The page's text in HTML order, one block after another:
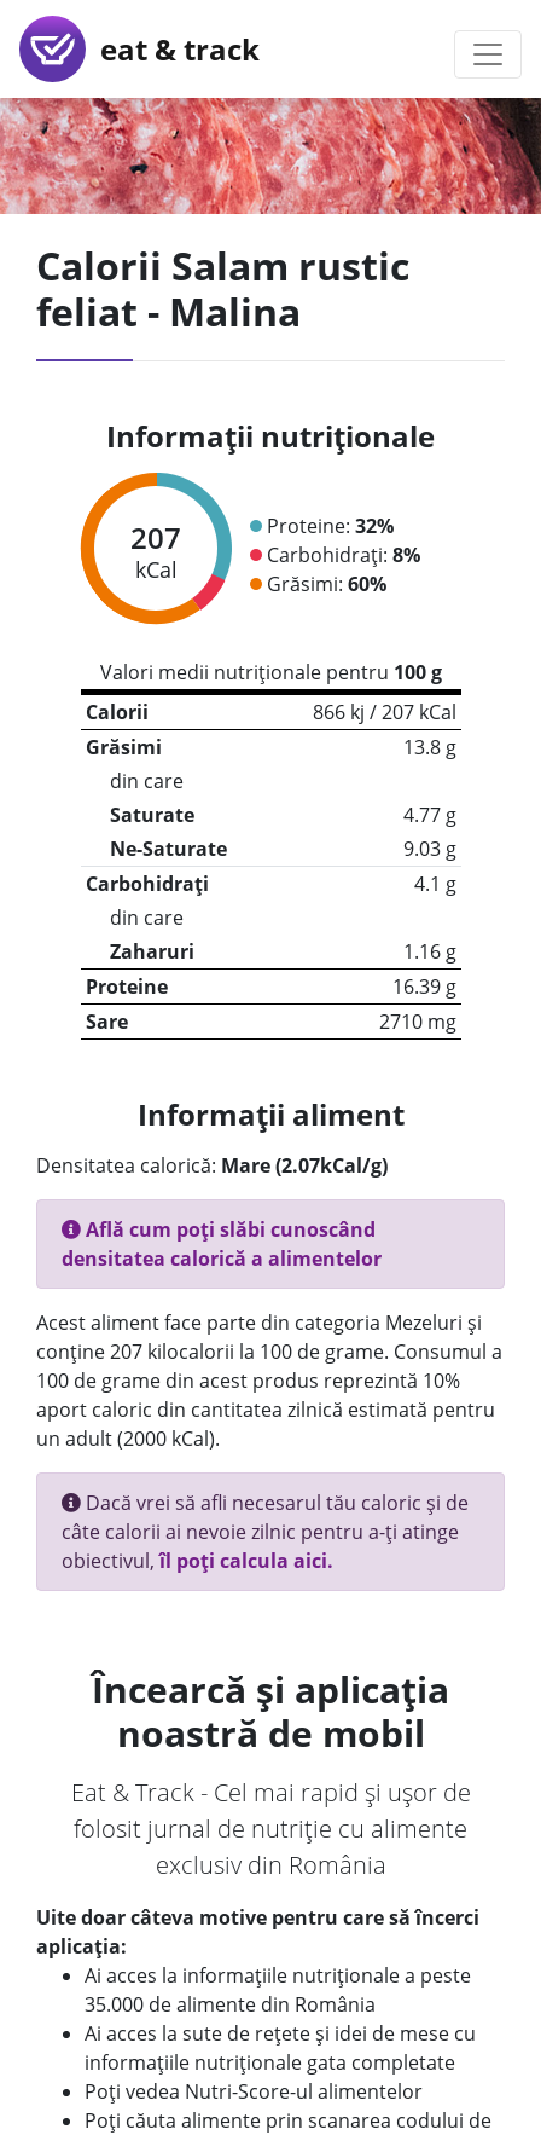
eat & track
Calorii Salam rustic
feliat - Malina
Informații nutriționale
207
kCal
Proteine: 32%
Carbohidrați: 8%
Grăsimi: 60%
Valori medii nutriționale pentru 100 g
Calorii
866 kj / 207 kCal
Grăsimi
13.8 g
din care
Saturate
4.77 g
Ne-Saturate
9.03 g
Carbohidrați
4.1 g
din care
Zaharuri
1.16 g
Proteine
16.39 g
Sare
2710 mg
Informații aliment
Densitatea calorică: Mare (2.07kCal/g)
Află cum poți slăbi cunoscând
densitatea calorică a alimentelor
Acest aliment face parte din categoria Mezeluri și
conține 207 kilocalorii la 100 de grame. Consumul a
100 de grame din acest produs reprezintă 10%
aport caloric din cantitatea zilnică estimată pentru
un adult (2000 kCal).
Dacă vrei să afli necesarul tău caloric și de
câte calorii ai nevoie zilnic pentru a-ți atinge
obiectivul,îl poți calcula aici.
Încearcă și aplicația
noastră de mobil
Eat & Track - Cel mai rapid și ușor de
folosit jurnal de nutriție cu alimente
exclusiv din România
Uite doar câteva motive pentru care să încerci
aplicația:
Ai acces la informațiile nutriționale a peste
35.000 de alimente din România
Ai acces la sute de rețete și idei de mese cu
informațiile nutriționale gata completate
Poți vedea Nutri-Score-ul alimentelor
Poți căuta alimente prin scanarea codului de